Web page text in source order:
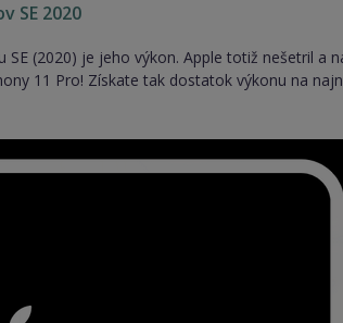
SE 2020
SE (2020) je jeho výkon. Apple totiž nešetril a
11 Pro! Získate tak dostatok výkonu na